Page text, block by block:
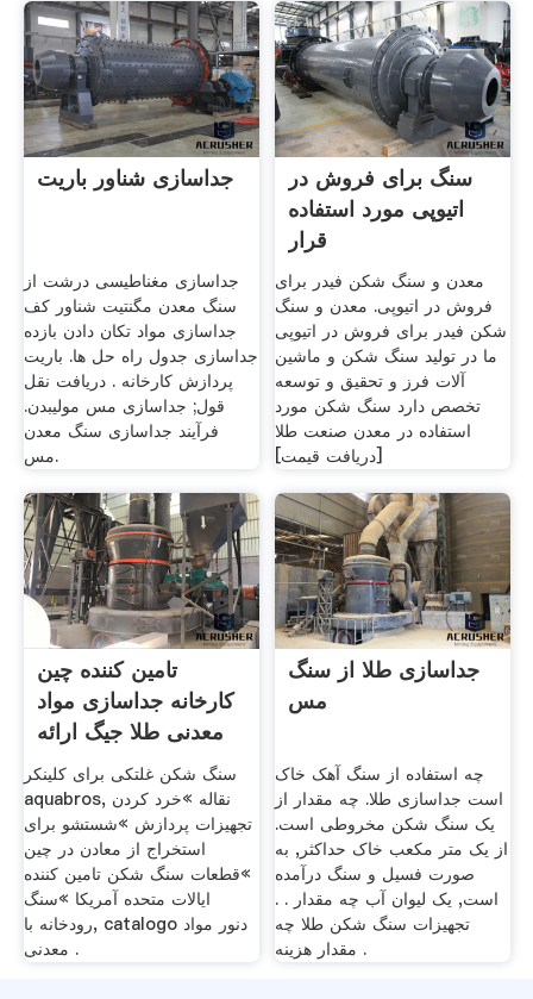
جداسازی شناور باریت
جداسازی مغناطیسی درشت از
سنگ معدن مگنتیت شناور کف
جداسازی مواد تکان دادن بازده
جداسازی جدول راه حل ها. باریت
پردازش کارخانه . دریافت نقل
قول; جداسازی مس مولیبدن.
فرآیند جداسازی سنگ معدن
مس.
سنگ برای فروش در
اتیوپی مورد استفاده
قرار
معدن و سنگ شکن فیدر برای
فروش در اتیوپی. معدن و سنگ
شکن فیدر برای فروش در اتیوپی
ما در تولید سنگ شکن و ماشین
آلات فرز و تحقیق و توسعه
تخصص دارد سنگ شکن مورد
استفاده در معدن صنعت طلا
[دریافت قیمت]
تامین کننده چین
کارخانه جداسازی مواد
معدنی طلا جیگ ارائه
...
سنگ شکن غلتکی برای کلینکر
aquabros, نقاله »خرد کردن
تجهیزات پردازش »شستشو برای
استخراج از معادن در چین
»قطعات سنگ شکن تامین کننده
ایالات متحده آمریکا »سنگ
رودخانه با, catalogo دنور مواد
معدنی .
جداسازی طلا از سنگ
مس
چه استفاده از سنگ آهک خاک
است جداسازی طلا. چه مقدار از
یک سنگ شکن مخروطی است.
از یک متر مکعب خاک حداکثر, به
صورت فسیل و سنگ درآمده
است, یک لیوان آب چه مقدار . .
تجهیزات سنگ شکن طلا چه
مقدار هزینه .